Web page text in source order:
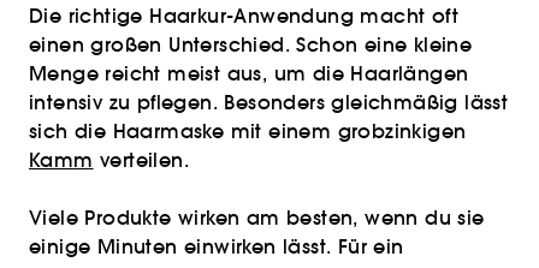
Die richtige Haarkur-Anwendung macht oft
einen großen Unterschied. Schon eine kleine
Menge reicht meist aus, um die Haarlängen
intensiv zu pflegen. Besonders gleichmäßig lässt
sich die Haarmaske mit einem grobzinkigen
Kamm verteilen.
Viele Produkte wirken am besten, wenn du sie
einige Minuten einwirken lässt. Für ein